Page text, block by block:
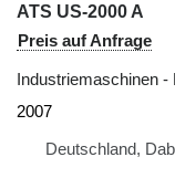
ATS US-2000 A
Preis auf Anfrage
Industriemaschinen -
2007
Deutschland,